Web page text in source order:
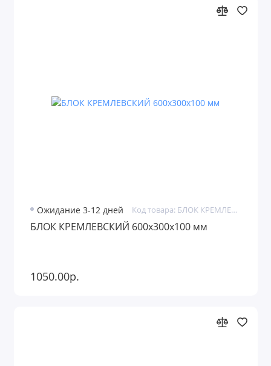
Ожидание 3-12 дней Код товара: БЛОК КРЕМЛЕВСКИЙ
БЛОК КРЕМЛЕВСКИЙ 600х300х100 мм
1050.00р.